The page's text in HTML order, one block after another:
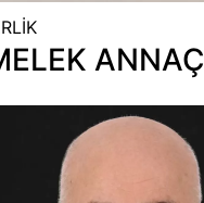
ANNAÇ